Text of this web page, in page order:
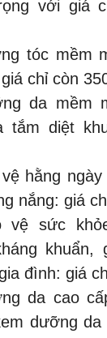
với giá
tóc mềm
chỉ còn
da mềm
tắm diệt
vệ hằng
nắng: giá
vệ sức
khuẩn,
đình: giá
da cao
dưỡng da